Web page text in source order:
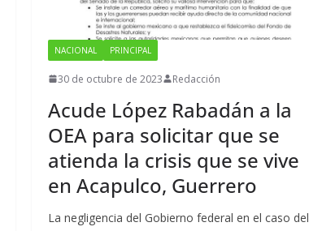
NACIONAL PRINCIPAL
30 de octubre de 2023 Redacción
Acude López Rabadán a la
OEA para solicitar que se
atienda la crisis que se vive
en Acapulco, Guerrero
La negligencia del Gobierno federal en el caso del